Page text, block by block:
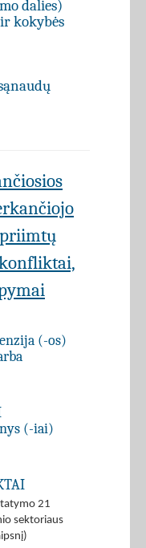
dalies)
kokybės
(-os)
(-iai)
21
sektoriaus